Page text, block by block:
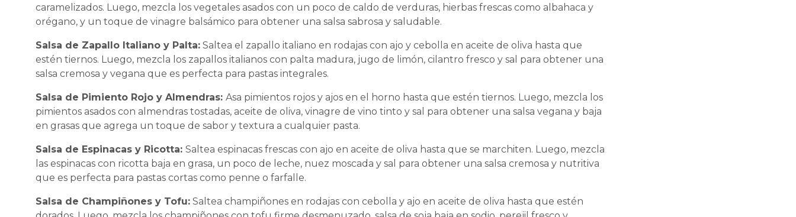
caramelizados. Luego, mezcla los vegetales asados con un poco de caldo de verduras, hierbas frescas como albahaca y
orégano, y un toque de vinagre balsámico para obtener una salsa sabrosa y saludable.
Salsa de Zapallo Italiano y Palta: Saltea el zapallo italiano en rodajas con ajo y cebolla en aceite de oliva hasta que
estén tiernos. Luego, mezcla los zapallos italianos con palta madura, jugo de limón, cilantro fresco y sal para obtener una
salsa cremosa y vegana que es perfecta para pastas integrales.
Salsa de Pimiento Rojo y Almendras: Asa pimientos rojos y ajos en el horno hasta que estén tiernos. Luego, mezcla los
pimientos asados con almendras tostadas, aceite de oliva, vinagre de vino tinto y sal para obtener una salsa vegana y baja
en grasas que agrega un toque de sabor y textura a cualquier pasta.
Salsa de Espinacas y Ricotta: Saltea espinacas frescas con ajo en aceite de oliva hasta que se marchiten. Luego, mezcla
las espinacas con ricotta baja en grasa, un poco de leche, nuez moscada y sal para obtener una salsa cremosa y nutritiva
que es perfecta para pastas cortas como penne o farfalle.
Salsa de Champiñones y Tofu: Saltea champiñones en rodajas con cebolla y ajo en aceite de oliva hasta que estén